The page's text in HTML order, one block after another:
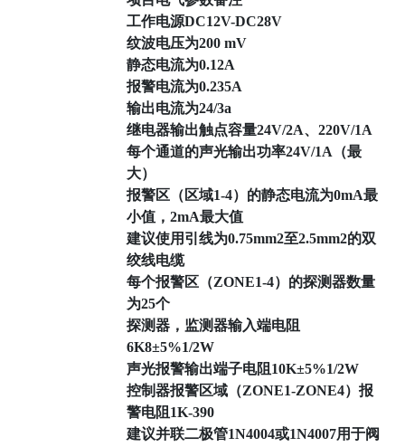
工作电源DC12V-DC28V
纹波电压为200 mV
静态电流为0.12A
报警电流为0.235A
输出电流为24/3a
继电器输出触点容量24V/2A、220V/1A
每个通道的声光输出功率24V/1A（最
大）
报警区（区域1-4）的静态电流为0mA最
小值，2mA最大值
建议使用引线为0.75mm2至2.5mm2的双
绞线电缆
每个报警区（ZONE1-4）的探测器数量
为25个
探测器，监测器输入端电阻
6K8±5%1/2W
声光报警输出端子电阻10K±5%1/2W
控制器报警区域（ZONE1-ZONE4）报
警电阻1K-390
建议并联二极管1N4004或1N4007用于阀